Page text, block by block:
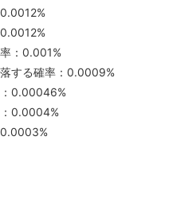
：0.001%
する確率：0.0009%
0.00046%
0.0004%